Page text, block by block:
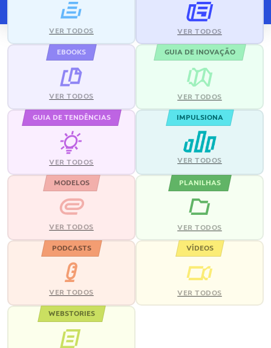
VER TODOS VER TODOS
EBOOKS
VER TODOS
GUIA DE INOVAÇÃO
VER TODOS
GUIA DE TENDÊNCIAS
VER TODOS
IMPULSIONA
VER TODOS
MODELOS
VER TODOS
PLANILHAS
VER TODOS
PODCASTS
VER TODOS
VÍDEOS
VER TODOS
WEBSTORIES